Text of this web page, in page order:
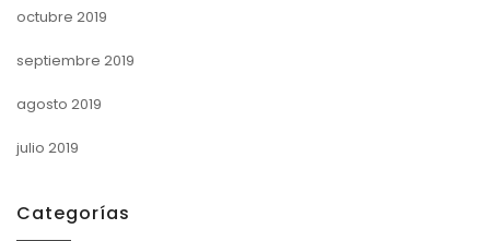
octubre 2019
septiembre 2019
agosto 2019
julio 2019
Categorías